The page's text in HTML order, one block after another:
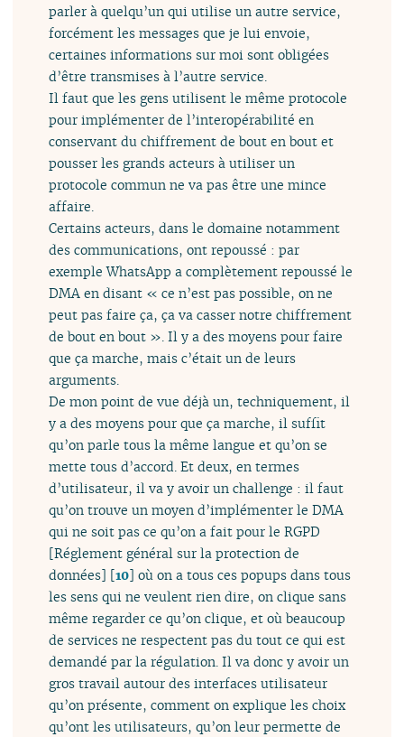
parler à quelqu’un qui utilise un autre service,
forcément les messages que je lui envoie,
certaines informations sur moi sont obligées
d’être transmises à l’autre service.
Il faut que les gens utilisent le même protocole
pour implémenter de l’interopérabilité en
conservant du chiffrement de bout en bout et
pousser les grands acteurs à utiliser un
protocole commun ne va pas être une mince
affaire.
Certains acteurs, dans le domaine notamment
des communications, ont repoussé : par
exemple WhatsApp a complètement repoussé le
DMA en disant « ce n’est pas possible, on ne
peut pas faire ça, ça va casser notre chiffrement
de bout en bout ». Il y a des moyens pour faire
que ça marche, mais c’était un de leurs
arguments.
De mon point de vue déjà un, techniquement, il
y a des moyens pour que ça marche, il suffit
qu’on parle tous la même langue et qu’on se
mette tous d’accord. Et deux, en termes
d’utilisateur, il va y avoir un challenge : il faut
qu’on trouve un moyen d’implémenter le DMA
qui ne soit pas ce qu’on a fait pour le RGPD
[Réglement général sur la protection de
données] [10] où on a tous ces popups dans tous
les sens qui ne veulent rien dire, on clique sans
même regarder ce qu’on clique, et où beaucoup
de services ne respectent pas du tout ce qui est
demandé par la régulation. Il va donc y avoir un
gros travail autour des interfaces utilisateur
qu’on présente, comment on explique les choix
qu’ont les utilisateurs, qu’on leur permette de